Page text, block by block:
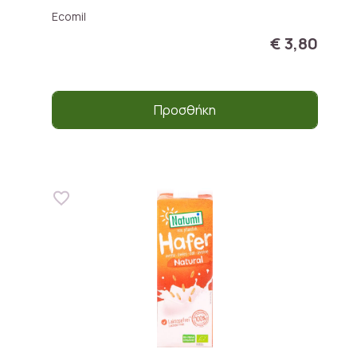
Ecomil
€ 3,80
Προσθήκη